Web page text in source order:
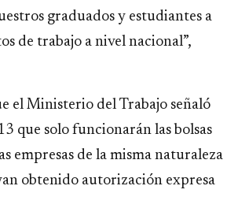
graduados y estudiantes a
de trabajo a nivel nacional”,
el Ministerio del Trabajo señaló
que solo funcionarán las bolsas
empresas de la misma naturaleza
obtenido autorización expresa